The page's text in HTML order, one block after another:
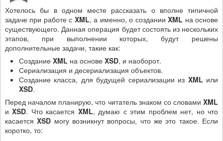
Хотелось бы в одном месте рассказать о вполне типичной
задаче при работе с XML, а именно, о созданииXML на основе
существующего. Данная операция будет состоять из нескольких
этапов, при выполнении которых, будут решены
дополнительные задачи, такие как:
Создание XML на основе XSD, и наоборот.
Сериализация и десериализация объектов.
Создание класса, для будущей сериализации из XML или
XSD.
Перед началом планирую, что читатель знаком со словами XML
иXSD. Что касается XML, думаю с этим проблем нет, но что
касаетсяXSD могу возникнут вопросы, что же это такое. Если
коротко, то: